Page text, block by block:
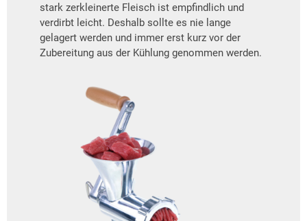
stark zerkleinerte Fleisch ist empfindlich und
verdirbt leicht. Deshalb sollte es nie lange
gelagert werden und immer erst kurz vor der
Zubereitung aus der Kühlung genommen werden.